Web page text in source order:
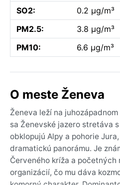
SO2:
0.2 µg/m³
PM2.5:
3.8 µg/m³
PM10:
6.6 µg/m³
O meste Ženeva
Ženeva leží na
sa Ženevské jazero stretáva
obklopujú Alpy a pohorie
dramatickú panorámu. Je
Červeného kríža a početných
organizácií, čo mu dáva